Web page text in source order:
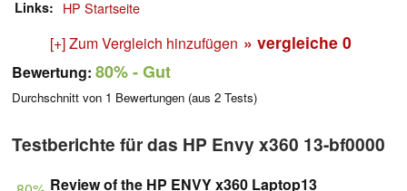
Links HP Startseite
[+] Zum Vergleich hinzufügen » vergleiche 0
Bewertung: 80%- Gut
Durchschnitt von 1 Bewertungen (aus 2 Tests)
Testberichte für das HP Envy x360 13-bf0000
Review of the HP ENVY x360 Laptop13